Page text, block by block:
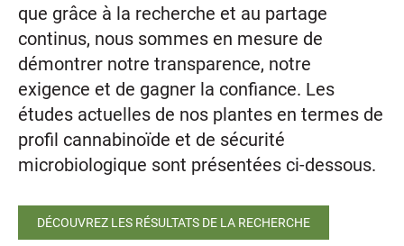
que grâce à la recherche et au partage
continus, nous sommes en mesure de
démontrer notre transparence, notre
exigence et de gagner la confiance. Les
études actuelles de nos plantes en termes de
profil cannabinoïde et de sécurité
microbiologique sont présentées ci-dessous.
DÉCOUVREZ LES RÉSULTATS DE LA RECHERCHE